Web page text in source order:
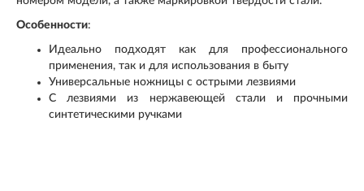
Особенности:
Идеально подходят как для профессионального
применения, так и для использования в быту
Универсальные ножницы с острыми лезвиями
С лезвиями из нержавеющей стали и прочными
синтетическими ручками